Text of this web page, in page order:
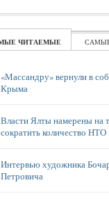
ЧИТАЕМЫЕ
«Массандру» вернули в
Крыма
Власти Ялты намерены на
сократить количество НТО
Интервью художника
Петровича